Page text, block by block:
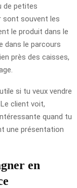
de petites
sont souvent les
le produit dans le
dans le parcours
près des caisses,
si tu veux vendre
client voit,
quand tu
une présentation
en